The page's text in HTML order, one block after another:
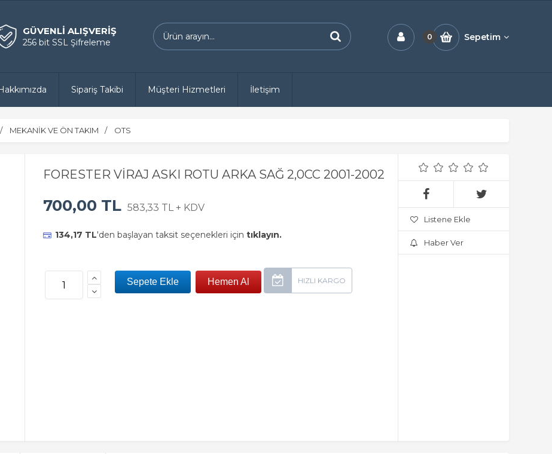
GÜVENLİ ALIŞVERİŞ
256 bit SSL Şifreleme
0 Sepetim
Sipariş Takibi Müşteri Hizmetleri İletişim
MEKANİK VE ÖN TAKIM OTS
FORESTER VİRAJ ASKI ROTU ARKA SAĞ 2,0CC 2001-2002
700,00 TL 583,33 TL + KDV
134,17 TL'den başlayan taksit seçenekleri için tıklayın.
Listene Ekle
Haber Ver